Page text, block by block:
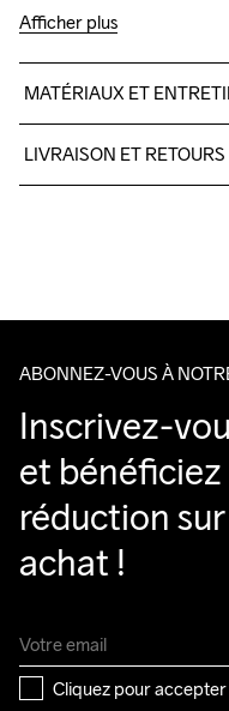
Afficher plus
MATÉRIAUX ET
16% Élasthanne
LIVRAISON ET RETOURS
ABONNEZ-VOUS À
Inscrivez-
et bénéficiez
réduction
achat !
Cliquez pour accepter